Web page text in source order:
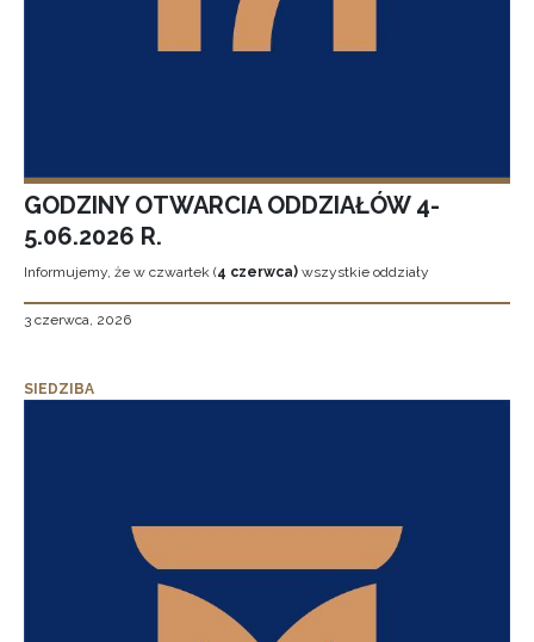
GODZINY OTWARCIA ODDZIAŁÓW 4-
5.06.2026 R.
Informujemy, że w czwartek (4 czerwca) wszystkie oddziały
3 czerwca, 2026
SIEDZIBA